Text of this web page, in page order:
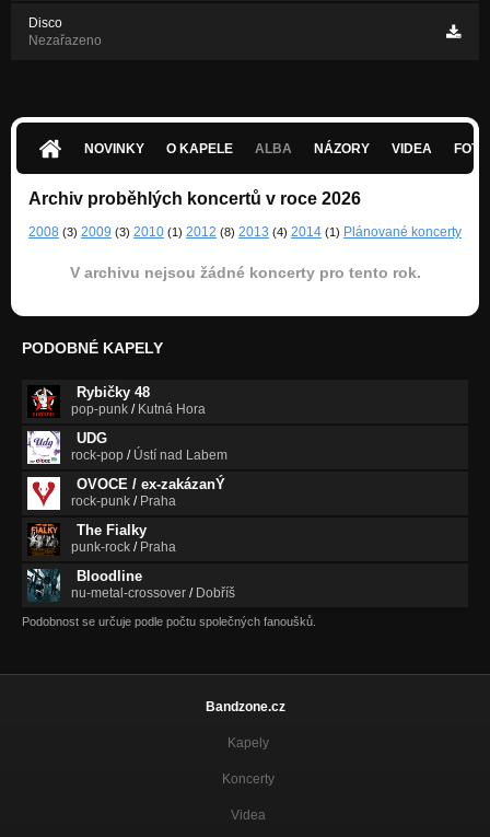
Disco
Nezařazeno
NOVINKY O KAPELE ALBA NÁZORY VIDEA
Archiv proběhlých koncertů v roce 2026
2008 (3) 2009 (3) 2010 (1) 2012 (8) 2013 (4) 2014 (1) Plánované koncerty
V archivu nejsou žádné koncerty pro tento rok.
PODOBNÉ KAPELY
Rybičky 48
pop-punk / Kutná Hora
UDG
rock-pop / Ústí nad Labem
OVOCE / ex-zakázanÝ
rock-punk / Praha
The Fialky
punk-rock / Praha
Bloodline
nu-metal-crossover / Dobříš
Podobnost se určuje podle počtu společných fanoušků.
Bandzone.cz
Kapely
Koncerty
Videa